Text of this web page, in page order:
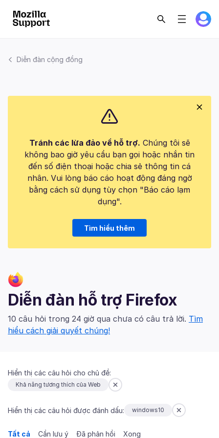
Diễn đàn cộng đồng
Tránh các lừa đảo về hỗ trợ. Chúng tôi sẽ
không bao giờ yêu cầu bạn gọi hoặc nhắn tin
đến số điện thoại hoặc chia sẻ thông tin cá
nhân. Vui lòng báo cáo hoạt động đáng ngờ
bằng cách sử dụng tùy chọn "Báo cáo lạm
dụng".
Tìm hiểu thêm
Diễn đàn hỗ trợ Firefox
10 câu hỏi trong 24 giờ qua chưa có câu trả lời. Tìm
hiểu cách giải quyết chúng!
Hiển thị các câu hỏi cho chủ đề:
Khả năng tương thích của Web
Hiển thị các câu hỏi được đánh dấu: windows10
Tất cả Cần lưu ý Đã phản hồi Xong